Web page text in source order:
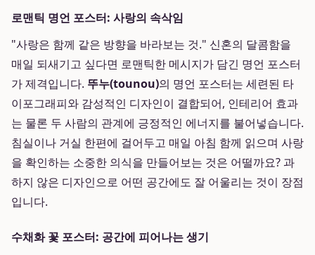
로맨틱 명언 포스터: 사랑의 속삭임
"사랑은 함께 같은 방향을 바라보는 것." 신혼의 달콤함을
매일 되새기고 싶다면 로맨틱한 메시지가 담긴 명언 포스터
가 제격입니다. 뚜누(tounou)의 명언 포스터는 세련된 타
이포그래피와 감성적인 디자인이 결합되어, 인테리어 효과
는 물론 두 사람의 관계에 긍정적인 에너지를 불어넣습니다.
침실이나 거실 한편에 걸어두고 매일 아침 함께 읽으며 사랑
을 확인하는 소중한 의식을 만들어보는 것은 어떨까요? 과
하지 않은 디자인으로 어떤 공간에도 잘 어울리는 것이 장점
입니다.
수채화 꽃 포스터: 공간에 피어나는 생기